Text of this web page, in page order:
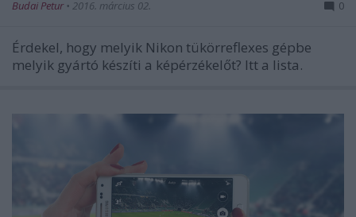
Budai Petur • 2016. március 02. 0
Érdekel, hogy melyik Nikon tükörreflexes gépbe
melyik gyártó készíti a képérzékelőt? Itt a lista.